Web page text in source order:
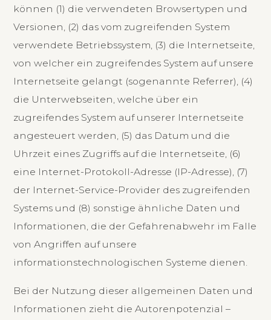
können (1) die verwendeten Browsertypen und
Versionen, (2) das vom zugreifenden System
verwendete Betriebssystem, (3) die Internetseite,
von welcher ein zugreifendes System auf unsere
Internetseite gelangt (sogenannte Referrer), (4)
die Unterwebseiten, welche über ein
zugreifendes System auf unserer Internetseite
angesteuert werden, (5) das Datum und die
Uhrzeit eines Zugriffs auf die Internetseite, (6)
eine Internet-Protokoll-Adresse (IP-Adresse), (7)
der Internet-Service-Provider des zugreifenden
Systems und (8) sonstige ähnliche Daten und
Informationen, die der Gefahrenabwehr im Falle
von Angriffen auf unsere
informationstechnologischen Systeme dienen.
Bei der Nutzung dieser allgemeinen Daten und
Informationen zieht die Autorenpotenzial –